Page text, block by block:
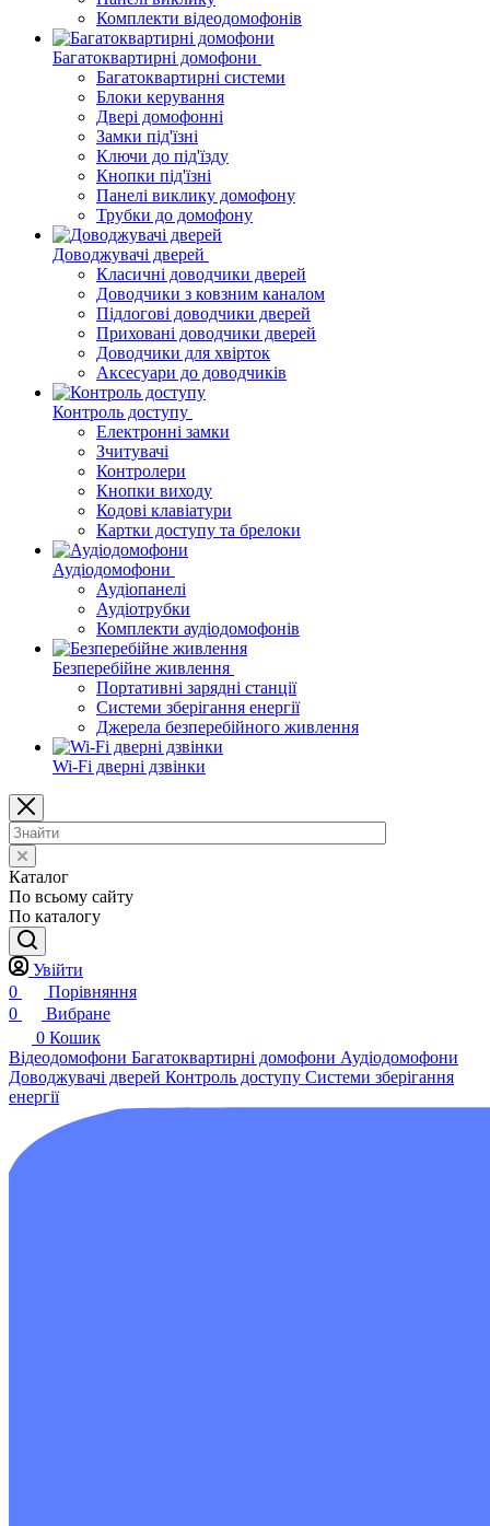
Комплекти відеодомофонів
Багатоквартирні домофони
Багатоквартирні системи
Блоки керування
Двері домофонні
Замки під'їзні
Ключи до під'їзду
Кнопки під'їзні
Панелі виклику домофону
Трубки до домофону
Доводжувачі дверей
Класичні доводчики дверей
Доводчики з ковзним каналом
Підлогові доводчики дверей
Приховані доводчики дверей
Доводчики для хвірток
Аксесуари до доводчиків
Контроль доступу
Електронні замки
Зчитувачі
Контролери
Кнопки виходу
Кодові клавіатури
Картки доступу та брелоки
Аудіодомофони
Аудіопанелі
Аудіотрубки
Комплекти аудіодомофонів
Безперебійне живлення
Портативні зарядні станції
Системи зберігання енергії
Джерела безперебійного живлення
Wi-Fi дверні дзвінки
Каталог
По всьому сайту
По каталогу
Увійти
0
Порівняння
0
Вибране
0 Кошик
Відеодомофони Багатоквартирні домофони Аудіодомофони
Доводжувачі дверей Контроль доступу Системи зберігання
енергії